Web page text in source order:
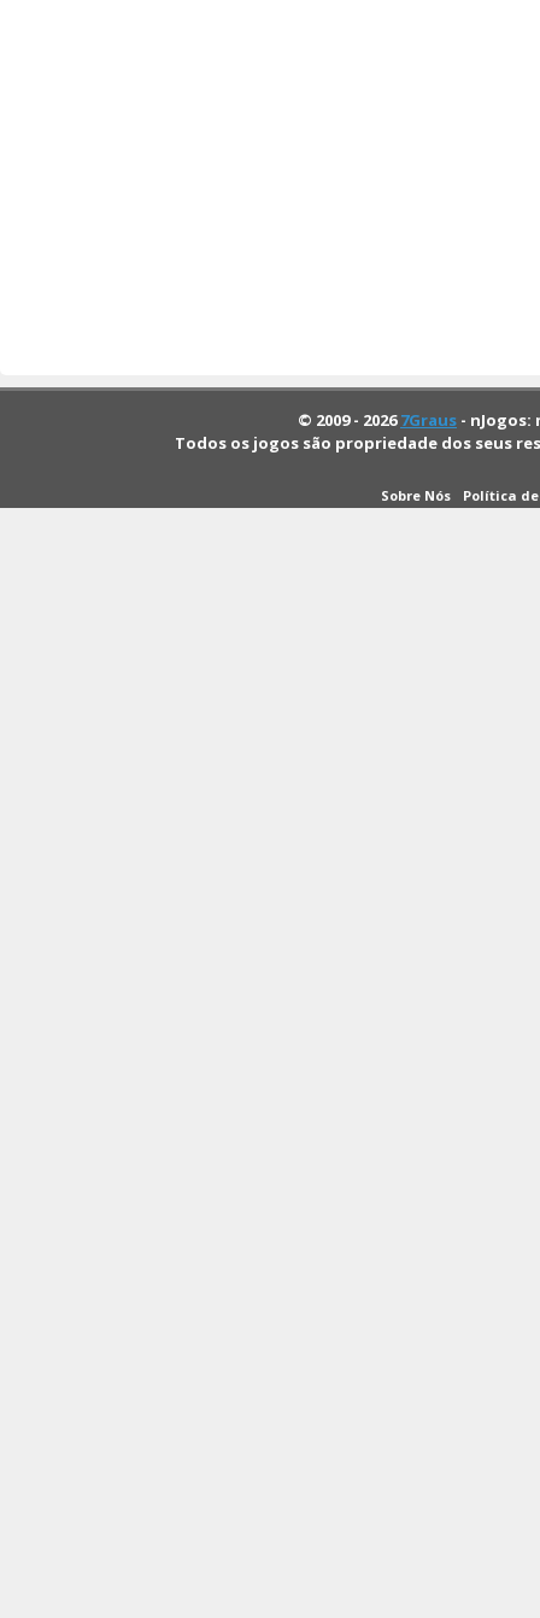
© 2009 - 20267Graus -
Todos os jogos são propriedade dos seus
Sobre Nós Política